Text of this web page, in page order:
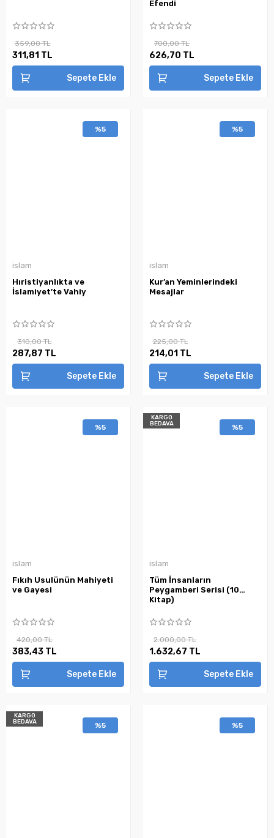
359,00 TL
311,81 TL
Sepete Ekle
Efendi
700,00 TL
626,70 TL
Sepete Ekle
%5
islam
Hıristiyanlıkta ve
İslamiyet’te Vahiy
310,00 TL
287,87 TL
Sepete Ekle
%5
islam
Kur’an Yeminlerindeki
Mesajlar
225,00 TL
214,01 TL
Sepete Ekle
%5
islam
Fıkıh Usulünün Mahiyeti
ve Gayesi
420,00 TL
383,43 TL
Sepete Ekle
KARGO
BEDAVA
%5
islam
Tüm İnsanların
Peygamberi Serisi (10
Kitap)
2.000,00 TL
1.632,67 TL
Sepete Ekle
KARGO
BEDAVA
%5 %5